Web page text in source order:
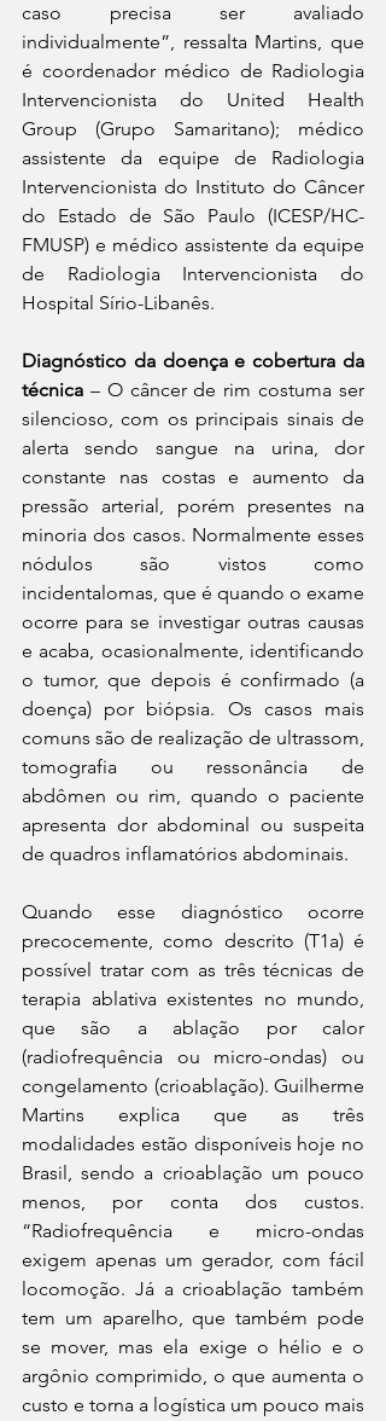
caso precisa ser avaliado
individualmente”, ressalta Martins, que
é coordenador médico de Radiologia
Intervencionista do United Health
Group (Grupo Samaritano); médico
assistente da equipe de Radiologia
Intervencionista do Instituto do Câncer
do Estado de São Paulo (ICESP/HC-
FMUSP) e médico assistente da equipe
de Radiologia Intervencionista do
Hospital Sírio-Libanês.
Diagnóstico da doença e cobertura da
técnica – O câncer de rim costuma ser
silencioso, com os principais sinais de
alerta sendo sangue na urina, dor
constante nas costas e aumento da
pressão arterial, porém presentes na
minoria dos casos. Normalmente esses
nódulos são vistos como
incidentalomas, que é quando o exame
ocorre para se investigar outras causas
e acaba, ocasionalmente, identificando
o tumor, que depois é confirmado (a
doença) por biópsia. Os casos mais
comuns são de realização de ultrassom,
tomografia ou ressonância de
abdômen ou rim, quando o paciente
apresenta dor abdominal ou suspeita
de quadros inflamatórios abdominais.
Quando esse diagnóstico ocorre
precocemente, como descrito (T1a) é
possível tratar com as três técnicas de
terapia ablativa existentes no mundo,
que são a ablação por calor
(radiofrequência ou micro-ondas) ou
congelamento (crioablação). Guilherme
Martins explica que as três
modalidades estão disponíveis hoje no
Brasil, sendo a crioablação um pouco
menos, por conta dos custos.
“Radiofrequência e micro-ondas
exigem apenas um gerador, com fácil
locomoção. Já a crioablação também
tem um aparelho, que também pode
se mover, mas ela exige o hélio e o
argônio comprimido, o que aumenta o
custo e torna a logística um pouco mais